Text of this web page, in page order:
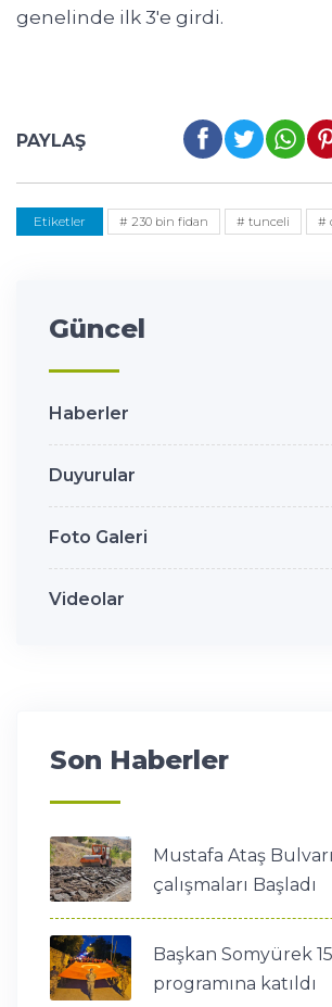
genelinde ilk 3'e girdi.
PAYLAŞ
Etiketler # 230 bin fidan # tunceli #
Güncel
Haberler
Duyurular
Foto Galeri
Videolar
Son Haberler
Mustafa Ataş
çalışmaları Başladı
Başkan Somyürek
programına katıldı